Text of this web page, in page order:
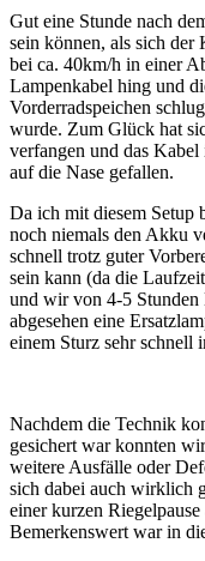
Gut eine Stunde nach
sein können, als sich der
bei ca. 40km/h in einer
Lampenkabel hing und
Vorderradspeichen
wurde. Zum Glück hat
verfangen und das
auf die Nase gefallen.
Da ich mit diesem Setup
noch niemals den Akku
schnell trotz guter
sein kann (da die
und wir von 4-5 Stunden
abgesehen eine
einem Sturz sehr schnell
Nachdem die Technik
gesichert war konnten
weitere Ausfälle oder
sich dabei auch wirklich
einer kurzen
Bemerkenswert war in